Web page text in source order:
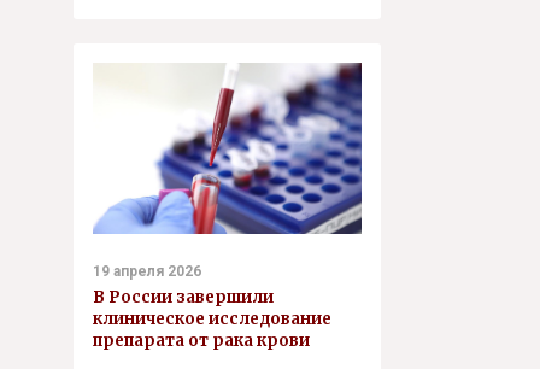
19 апреля 2026
В России завершили
клиническое исследование
препарата от рака крови